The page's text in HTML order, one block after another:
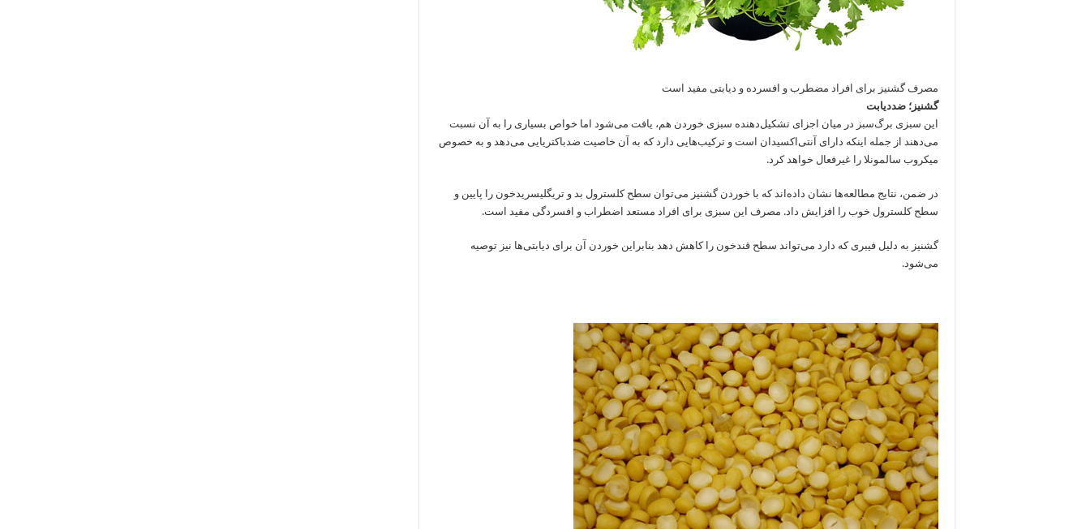
مصرف گشنیز برای افراد مضطرب و افسرده و دیابتی مفید است
گشنیز؛ ضددیابت
این سبزی برگ‌سبز در میان اجزای تشکیل‌دهنده سبزی خوردن هم، یافت می‌شود اما خواص بسیاری را به آن نسبت
می‌دهند از جمله اینکه دارای آنتی‌اکسیدان است و ترکیب‌هایی دارد که به آن خاصیت ضدباکتریایی می‌دهد و به خصوص
میکروب سالمونلا را غیرفعال خواهد کرد.
در ضمن، نتایج مطالعه‌ها نشان داده‌اند که با خوردن گشنیز می‌توان سطح کلسترول بد و تریگلیسریدخون را پایین و
سطح کلسترول خوب را افزایش داد. مصرف این سبزی برای افراد مستعد اضطراب و افسردگی مفید است.
گشنیز به دلیل فیبری که دارد می‌تواند سطح قندخون را کاهش دهد بنابراین خوردن آن برای دیابتی‌ها نیز توصیه
می‌شود.